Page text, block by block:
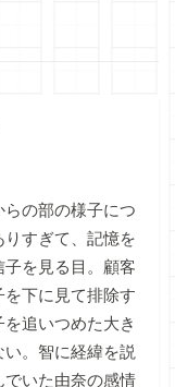
の部の様子につ
すぎて、記憶を
を見る目。顧客
下に見て排除す
追いつめた大き
。智に経緯を説
いた由奈の感情